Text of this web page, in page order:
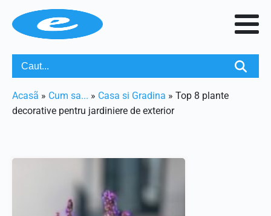
Acasã » Cum sa... » Casa si Gradina » Top 8 plante
decorative pentru jardiniere de exterior